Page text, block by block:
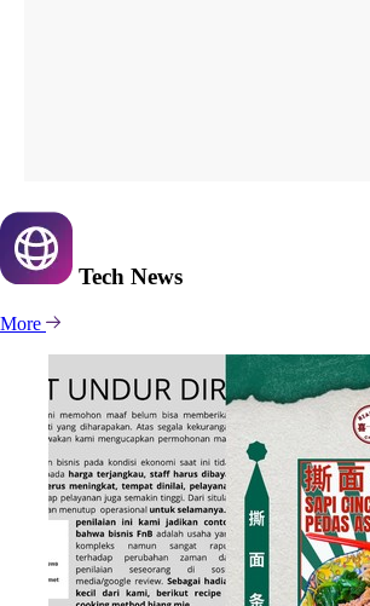
Tech News
More